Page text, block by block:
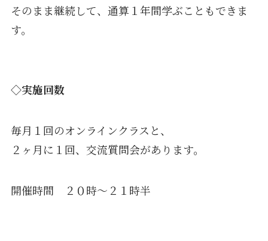
そのまま継続して、通算１年間学ぶこともできま
す。
◇実施回数
毎月１回のオンラインクラスと、
２ヶ月に１回、交流質問会があります。
開催時間 ２０時〜２１時半